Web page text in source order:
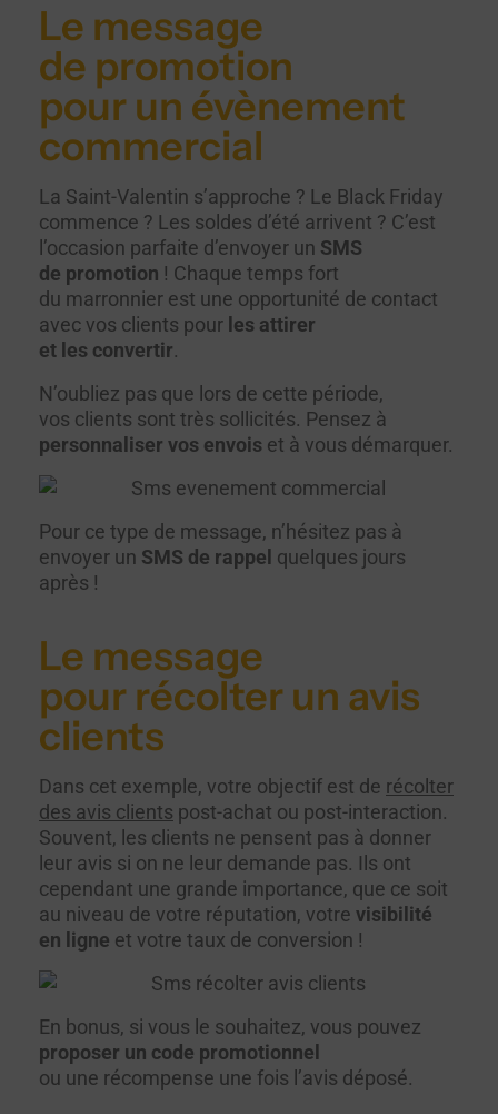
Le message
de promotion
pour un évènement
commercial
La Saint-Valentin s’approche ? Le Black Friday
commence ? Les soldes d’été arrivent ? C’est
l’occasion parfaite d’envoyer un SMS
de promotion ! Chaque temps fort
du marronnier est une opportunité de contact
avec vos clients pour les attirer
et les convertir.
N’oubliez pas que lors de cette période,
vos clients sont très sollicités. Pensez à
personnaliser vos envois et à vous démarquer.
Pour ce type de message, n’hésitez pas à
envoyer un SMS de rappel quelques jours
après !
Le message
pour récolter un avis
clients
Dans cet exemple, votre objectif est de récolter
des avis clients post-achat ou post-interaction.
Souvent, les clients ne pensent pas à donner
leur avis si on ne leur demande pas. Ils ont
cependant une grande importance, que ce soit
au niveau de votre réputation, votre visibilité
en ligne et votre taux de conversion !
En bonus, si vous le souhaitez, vous pouvez
proposer un code promotionnel
ou une récompense une fois l’avis déposé.